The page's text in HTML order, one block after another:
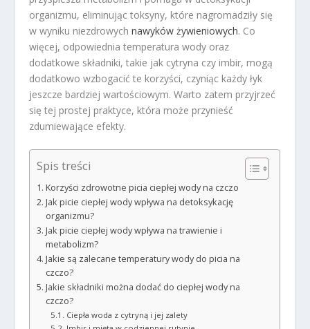
organizmu, eliminując toksyny, które nagromadziły się
w wyniku niezdrowychnawyków żywieniowych. Co
więcej, odpowiednia temperatura wody oraz
dodatkowe składniki, takie jak cytryna czy imbir, mogą
dodatkowo wzbogacić te korzyści, czyniąc każdy łyk
jeszcze bardziej wartościowym. Warto zatem przyjrzeć
się tej prostej praktyce, która może przynieść
zdumiewające efekty.
Spis treści
Korzyści zdrowotne picia ciepłej wody na czczo
Jak picie ciepłej wody wpływa na detoksykację
organizmu?
Jak picie ciepłej wody wpływa na trawienie i
metabolizm?
Jakie są zalecane temperatury wody do picia na
czczo?
Jakie składniki można dodać do ciepłej wody na
czczo?
Ciepła woda z cytryną i jej zalety